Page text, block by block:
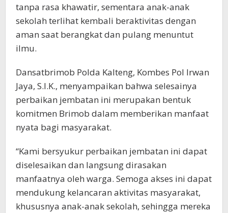
tanpa rasa khawatir, sementara anak-anak
sekolah terlihat kembali beraktivitas dengan
aman saat berangkat dan pulang menuntut
ilmu.
Dansatbrimob Polda Kalteng, Kombes Pol Irwan
Jaya, S.I.K., menyampaikan bahwa selesainya
perbaikan jembatan ini merupakan bentuk
komitmen Brimob dalam memberikan manfaat
nyata bagi masyarakat.
“Kami bersyukur perbaikan jembatan ini dapat
diselesaikan dan langsung dirasakan
manfaatnya oleh warga. Semoga akses ini dapat
mendukung kelancaran aktivitas masyarakat,
khususnya anak-anak sekolah, sehingga mereka